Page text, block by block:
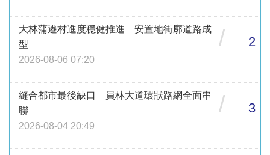
大林蒲遷村進度穩健推進 安置地街廓道路成
型
2026-08-06 07:20
/ 2
縫合都市最後缺口 員林大道環狀路網全面串
聯
2026-08-04 20:49
/ 3